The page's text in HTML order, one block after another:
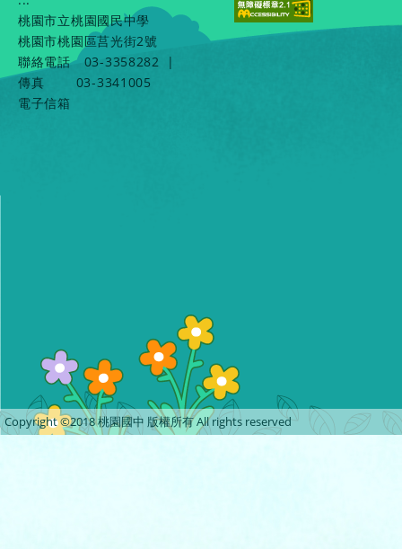
桃園市立桃園國民中學
桃園市桃園區莒光街2號
聯絡電話
03-3358282
|
傳真
03-3341005
電子信箱
Copyright ©2018 桃園國中 版權所有 All rights reserved